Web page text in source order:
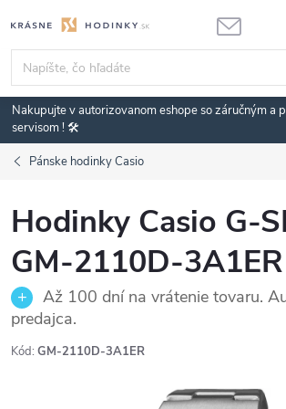
na
obsah
Nakupujte v autorizovanom eshope so záručným a
servisom ! 🛠️
Pánske hodinky Casio
Hodinky Casio G-
GM-2110D-3A1ER
Až 100 dní na vrátenie tovaru.
predajca.
Kód: GM-2110D-3A1ER